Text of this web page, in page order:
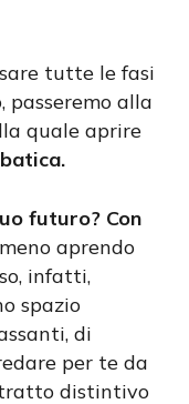
tutte le fasi
passeremo alla
quale aprire
futuro? Con
aprendo
infatti,
spazio
di
per te da
tratto distintivo